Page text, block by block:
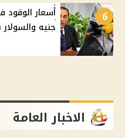
6
جنيه والسولار بـ20.50
الاخبار العامة